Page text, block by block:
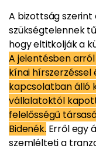
A bizottság
szükségtelennek
hogy eltitkolják a
A jelentésben
kínai hírszerzéssel
kapcsolatban álló
vállalatoktól
felelősségű
Bidenék. Erről egy
szemlélteti a